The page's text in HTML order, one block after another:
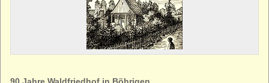
90 Jahre Waldfriedhof in Böhrigen